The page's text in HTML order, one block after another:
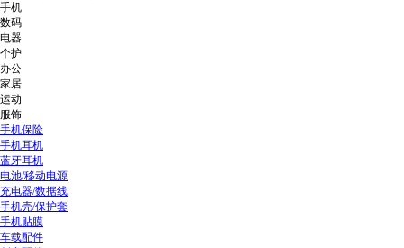
手机
数码
电器
个护
办公
家居
运动
服饰
手机保险
手机耳机
蓝牙耳机
电池/移动电源
充电器/数据线
手机壳/保护套
手机贴膜
车载配件